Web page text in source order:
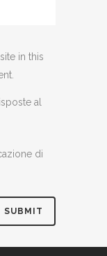
in this
al
di